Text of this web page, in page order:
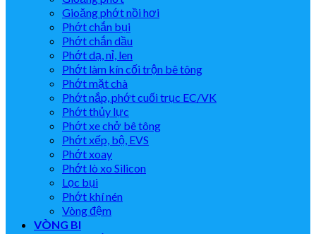
Gioăng phớt nồi hơi
Phớt chắn bụi
Phớt chắn dầu
Phớt dạ, nỉ, len
Phớt làm kín cối trộn bê tông
Phớt mặt chà
Phớt nắp, phớt cuối trục EC/VK
Phớt thủy lực
Phớt xe chở bê tông
Phớt xếp, bộ, EVS
Phớt xoay
Phớt lò xo Silicon
Lọc bụi
Phớt khí nén
Vòng đệm
VÒNG BI